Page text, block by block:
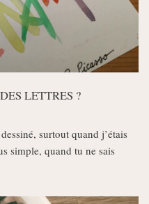
LETTRES ?
surtout quand j’étais
simple, quand tu ne sais